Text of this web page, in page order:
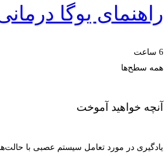
راهنمای یوگا
6 ساعت
همه سطح‌ها
آنچه خواهید آموخت
یادگیری در مورد تعامل سیستم عصبی با